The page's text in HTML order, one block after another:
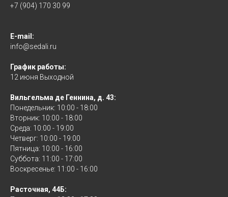
+7 (904) 170 30 99
E-mail:
info@sedali.ru
График работы:
12 июня Выходной
Вильгельма де Геннина, д. 43:
Понедельник: 10:00 - 18:00
Вторник: 10:00 - 18:00
Среда: 10:00 - 19:00
Четверг: 10:00 - 19:00
Пятница: 10:00 - 16:00
Суббота: 11:00 - 17:00
Воскресенье: 11:00 - 16:00
Расточная, 44Б: